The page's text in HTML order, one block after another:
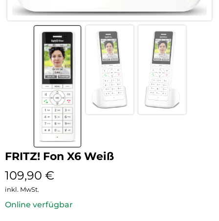
FRITZ! Fon X6 Weiß
109,90 €
inkl. MwSt.
Online verfügbar